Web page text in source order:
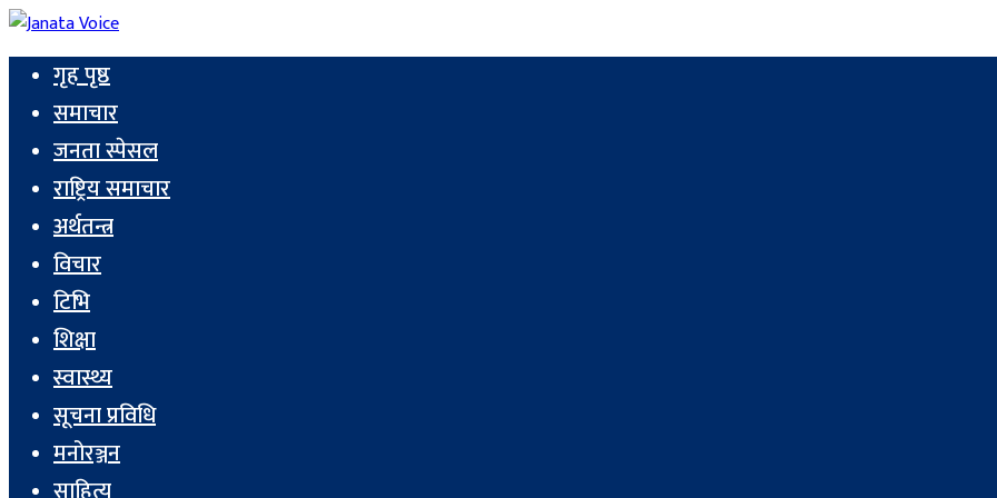
गृह पृष्ठ
समाचार
जनता स्पेसल
राष्ट्रिय समाचार
अर्थतन्त्र
विचार
टिभि
शिक्षा
स्वास्थ्य
सूचना प्रविधि
मनोरञ्जन